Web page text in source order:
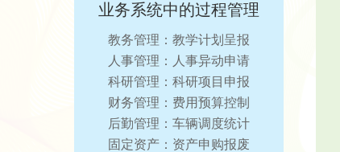
业务系统中的过程管理
教务管理：教学计划呈报
人事管理：人事异动申请
科研管理：科研项目申报
财务管理：费用预算控制
后勤管理：车辆调度统计
固定资产：资产申购报废